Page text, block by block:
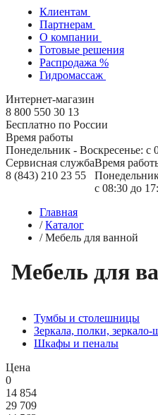
Клиентам
Партнерам
О компании
Готовые решения
Распродажа %
Гидромассаж
Интернет-магазин
8 800 550 30 13
Бесплатно по России
Время работы
Понедельник - Воскресенье:
Сервисная служба
8 (843) 210 23 55
Время
с 08:30 до
Главная
/ Каталог
/ Мебель для ванной
Мебель для
Тумбы и столешницы
Зеркала, полки,
Шкафы и пеналы
Цена
0
14 854
29 709